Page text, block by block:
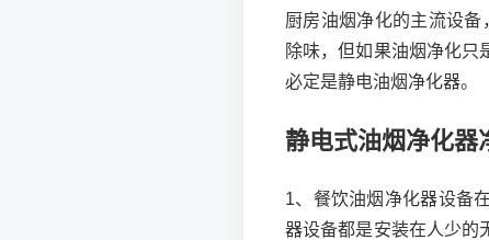
厨房油烟净化的主流设
除味，但如果油烟净化只
必定是静电油烟净化器。
静电式油烟净化器
1、餐饮油烟净化器设备
器设备都是安装在人少的